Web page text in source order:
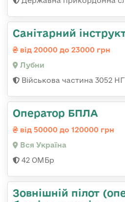
Санітарний
від 20000 до 23000 грн
Лубни
Військова частина 3052
Оператор БПЛА
від 50000 до 120000 грн
Вся Україна
42 ОМБр
Зовнішній пілот